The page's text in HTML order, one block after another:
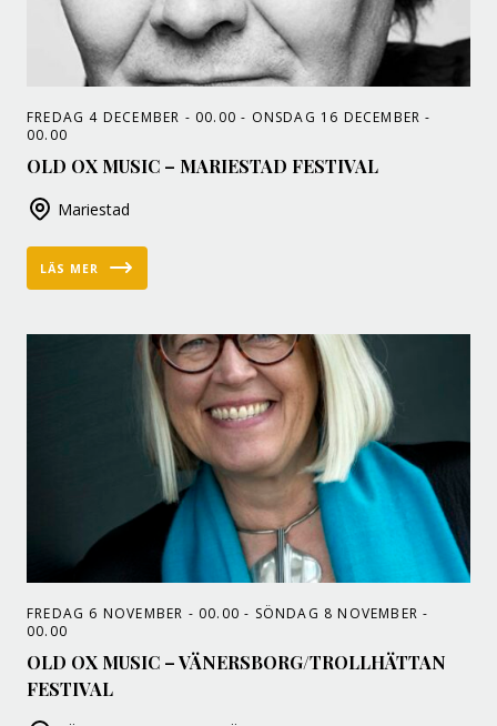
FREDAG 4 DECEMBER - 00.00 - ONSDAG 16 DECEMBER -
00.00
OLD OX MUSIC – MARIESTAD FESTIVAL
Mariestad
LÄS MER
FREDAG 6 NOVEMBER - 00.00 - SÖNDAG 8 NOVEMBER -
00.00
OLD OX MUSIC – VÄNERSBORG/TROLLHÄTTAN
FESTIVAL